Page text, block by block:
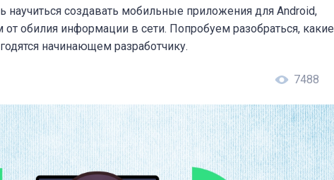
научиться создавать мобильные приложения для Android,
обилия информации в сети. Попробуем разобраться, какие
начинающем разработчику.
7488